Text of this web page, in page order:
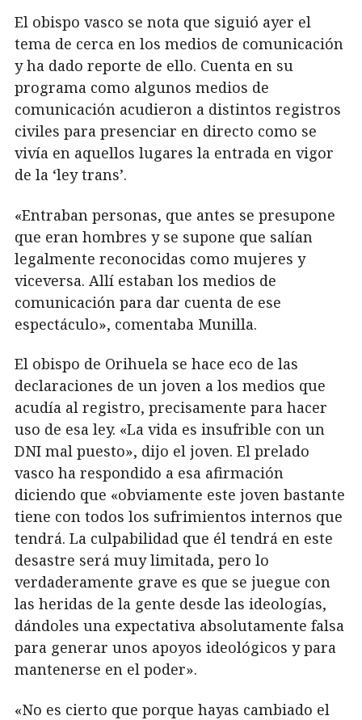
El obispo vasco se nota que siguió ayer el
tema de cerca en los medios de comunicación
y ha dado reporte de ello. Cuenta en su
programa como algunos medios de
comunicación acudieron a distintos registros
civiles para presenciar en directo como se
vivía en aquellos lugares la entrada en vigor
de la ‘ley trans’.
«Entraban personas, que antes se presupone
que eran hombres y se supone que salían
legalmente reconocidas como mujeres y
viceversa. Allí estaban los medios de
comunicación para dar cuenta de ese
espectáculo», comentaba Munilla.
El obispo de Orihuela se hace eco de las
declaraciones de un joven a los medios que
acudía al registro, precisamente para hacer
uso de esa ley. «La vida es insufrible con un
DNI mal puesto», dijo el joven. El prelado
vasco ha respondido a esa afirmación
diciendo que «obviamente este joven bastante
tiene con todos los sufrimientos internos que
tendrá. La culpabilidad que él tendrá en este
desastre será muy limitada, pero lo
verdaderamente grave es que se juegue con
las heridas de la gente desde las ideologías,
dándoles una expectativa absolutamente falsa
para generar unos apoyos ideológicos y para
mantenerse en el poder».
«No es cierto que porque hayas cambiado el